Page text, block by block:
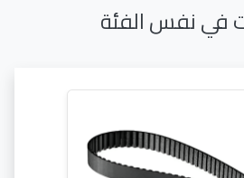
في نفس الفئة